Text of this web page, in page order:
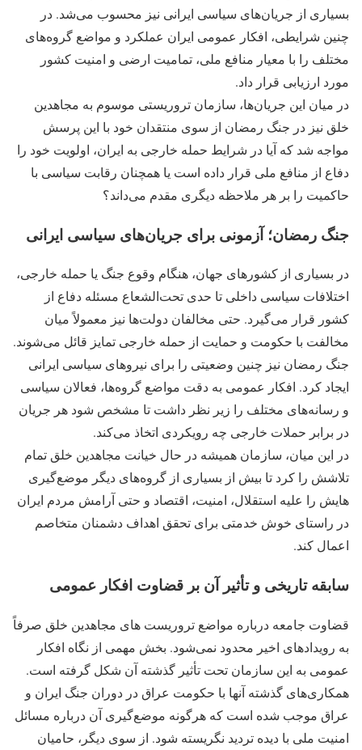
بسیاری از جریان‌های سیاسی ایرانی نیز محسوب می‌شد. در
چنین شرایطی، افکار عمومی ایران عملکرد و مواضع گروه‌های
مختلف را با معیار منافع ملی، تمامیت ارضی و امنیت کشور
مورد ارزیابی قرار داد.
در میان این جریان‌ها، سازمان تروریستی موسوم به مجاهدین
خلق نیز در جنگ رمضان از سوی منتقدان خود با این پرسش
مواجه شد که آیا در شرایط حمله خارجی به ایران، اولویت خود را
دفاع از منافع ملی قرار داده است یا همچنان رقابت سیاسی با
حاکمیت را بر هر ملاحظه دیگری مقدم می‌داند؟
جنگ رمضان؛ آزمونی برای جریان‌های سیاسی ایرانی
در بسیاری از کشورهای جهان، هنگام وقوع جنگ یا حمله خارجی،
اختلافات سیاسی داخلی تا حدی تحت‌الشعاع مسئله دفاع از
کشور قرار می‌گیرد. حتی مخالفان دولت‌ها نیز معمولاً میان
مخالفت با حکومت و حمایت از حمله خارجی تمایز قائل می‌شوند.
جنگ رمضان نیز چنین وضعیتی را برای نیروهای سیاسی ایرانی
ایجاد کرد. افکار عمومی به دقت مواضع گروه‌ها، فعالان سیاسی
و رسانه‌های مختلف را زیر نظر داشت تا مشخص شود هر جریان
در برابر حملات خارجی چه رویکردی اتخاذ می‌کند.
در این میان، سازمان همیشه در حال خیانت مجاهدین خلق تمام
تلاشش را کرد تا بیش از بسیاری از گروه‌های دیگر موضع‌گیری
هایش را علیه استقلال، امنیت، اقتصاد و حتی آرامش مردم ایران
در راستای خوش خدمتی برای تحقق اهداف دشمنان متخاصم
اعمال کند.
سابقه تاریخی و تأثیر آن بر قضاوت افکار عمومی
قضاوت جامعه درباره مواضع تروریست های مجاهدین خلق صرفاً
به رویدادهای اخیر محدود نمی‌شود. بخش مهمی از نگاه افکار
عمومی به این سازمان تحت تأثیر گذشته آن شکل گرفته است.
همکاری‌های گذشته آنها با حکومت عراق در دوران جنگ ایران و
عراق موجب شده است که هرگونه موضع‌گیری آن درباره مسائل
امنیت ملی با دیده تردید نگریسته شود. از سوی دیگر، حامیان